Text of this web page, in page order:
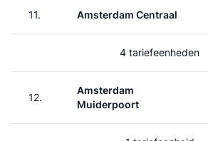
11. Amsterdam Centraal
4 tariefeenheden
12.
Amsterdam
Muiderpoort